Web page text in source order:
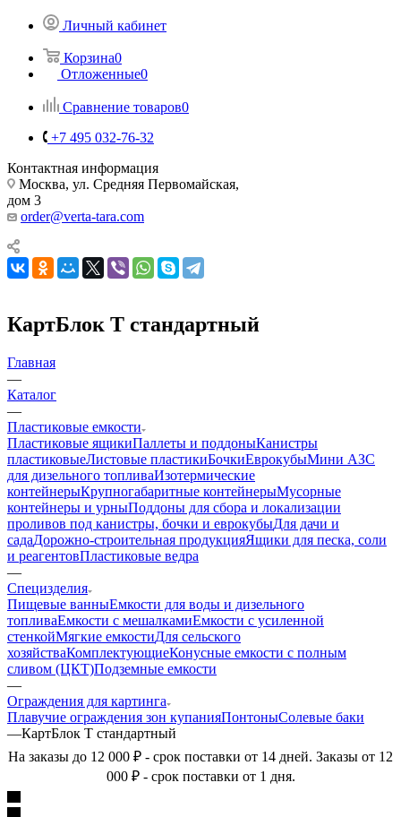
Личный кабинет
Корзина0
Отложенные0
Сравнение товаров0
+7 495 032-76-32
Контактная информация
Москва, ул. Средняя Первомайская,
дом 3
order@verta-tara.com
КартБлок Т стандартный
Главная
—
Каталог
—
Пластиковые емкости
Пластиковые ящикиПаллеты и поддоныКанистры
пластиковыеЛистовые пластикиБочкиЕврокубыМини АЗС
для дизельного топливаИзотермические
контейнерыКрупногабаритные контейнерыМусорные
контейнеры и урныПоддоны для сбора и локализации
проливов под канистры, бочки и еврокубыДля дачи и
садаДорожно-строительная продукцияЯщики для песка, соли
и реагентовПластиковые ведра
—
Специзделия
Пищевые ванныЕмкости для воды и дизельного
топливаЕмкости с мешалкамиЕмкости с усиленной
стенкойМягкие емкостиДля сельского
хозяйстваКомплектующиеКонусные емкости с полным
сливом (ЦКТ)Подземные емкости
—
Ограждения для картинга
Плавучие ограждения зон купанияПонтоныСолевые баки
—КартБлок Т стандартный
На заказы до 12 000 ₽ - срок поставки от 14 дней. Заказы от 12
000 ₽ - срок поставки от 1 дня.